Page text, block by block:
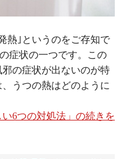
熱｣というのをご存知で
症状の一つです。この
の症状が出ないのが特
うつの熱はどのように
6つの対処法」の続きを